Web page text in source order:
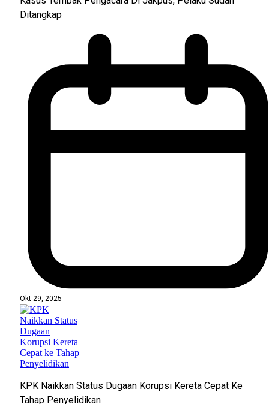
Ditangkap
Okt 29, 2025
KPK Naikkan Status Dugaan Korupsi Kereta Cepat Ke
Tahap Penyelidikan